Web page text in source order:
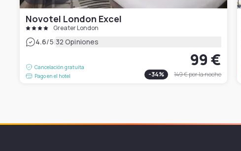
Novotel London Excel
Greater London
4.6/5|32 Opiniones
Cancelación gratuita
Pago en el hotel
99 €
-34% 149 €por la noche